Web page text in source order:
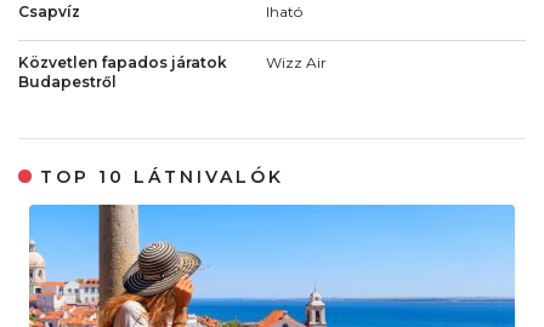
Csapvíz Iható
Közvetlen fapados járatok
Budapestről
Wizz Air
TOP 10 LÁTNIVALÓK